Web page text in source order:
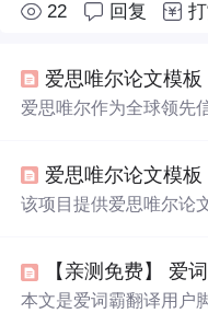
22 回复
爱思唯尔论文模板
爱思唯尔作为全球领先
范、使用便捷、让作者
与投稿。
爱思唯尔论文模板
该项目提供爱思唯尔论
具有全面、易用、规范
率。
【亲测免费】 爱
本文是爱词霸翻译用户